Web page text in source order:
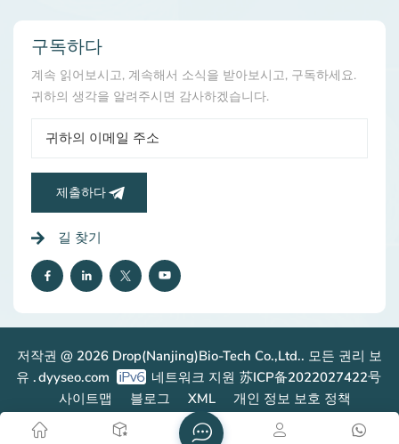
구독하다
계속 읽어보시고, 계속해서 소식을 받아보시고, 구독하세요.
귀하의 생각을 알려주시면 감사하겠습니다.
제출하다
길 찾기
저작권 @ 2026 Drop(Nanjing)Bio-Tech Co.,Ltd.. 모든 권리 보
유 .dyyseo.com 네트워크 지원 苏ICP备2022027422号
사이트맵
블로그 XML 개인 정보 보호 정책